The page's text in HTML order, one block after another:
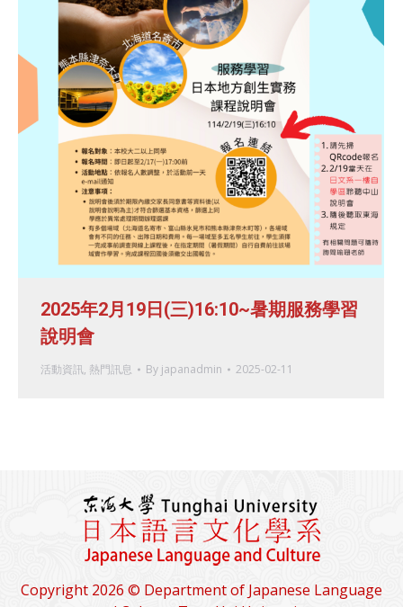
2025年2月19日(三)16:10~暑期服務學習
說明會
活動資訊, 熱門訊息 By japanadmin 2025-02-11
Copyright 2026 © Department of Japanese Language